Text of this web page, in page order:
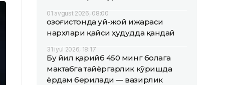
01 avgust 2026, 08:00
Қозоғистонда уй-жой ижараси
нархлари қайси ҳудудда қандай
31 iyul 2026, 18:17
Бу йил қарийб 450 минг болага
мактабга тайёргарлик кўришда
ёрдам берилади — вазирлик